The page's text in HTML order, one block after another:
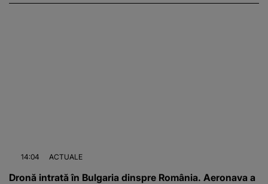
14:04 ACTUALE
Dronă intrată în Bulgaria dinspre România. Aeronava a